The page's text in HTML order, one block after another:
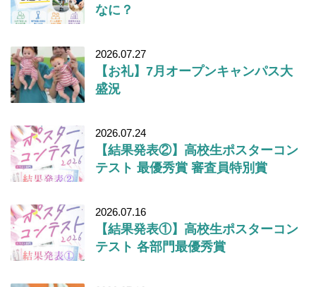
なに？
2026.07.27
【お礼】7月オープンキャンパス大
盛況
2026.07.24
【結果発表②】高校生ポスターコン
テスト 最優秀賞 審査員特別賞
2026.07.16
【結果発表①】高校生ポスターコン
テスト 各部門最優秀賞